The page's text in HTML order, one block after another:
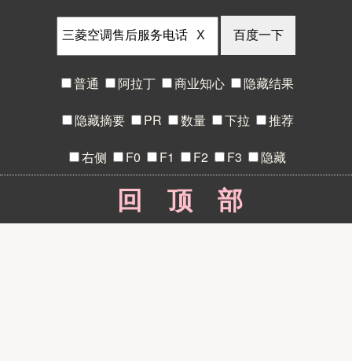
X
普通 阿拉丁 商业知心 隐藏结果
隐藏摘要 PR 数量 下拉 推荐
右侧 F0 F1 F2 F3 隐藏
回顶部